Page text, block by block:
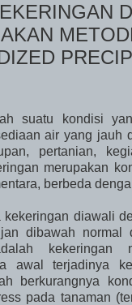
suatu kondisi
air yang jauh
pertanian,
merupakan
berbeda
kekeringan diawali
dibawah normal
kekeringan
awal terjadinya
berkurangnya
pada tanaman